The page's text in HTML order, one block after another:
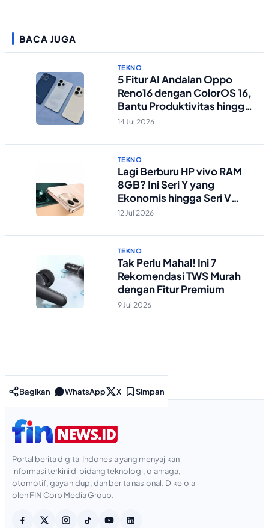
BACA JUGA
TEKNO
5 Fitur AI Andalan Oppo
Reno16 dengan ColorOS 16,
Bantu Produktivitas hingga
Edit Foto Lebih Praktis
14 Jul 2026
TEKNO
Lagi Berburu HP vivo RAM
8GB? Ini Seri Y yang
Ekonomis hingga Seri V
Berstandar Militer!
12 Jul 2026
TEKNO
Tak Perlu Mahal! Ini 7
Rekomendasi TWS Murah
dengan Fitur Premium
9 Jul 2026
Bagikan WhatsApp X Simpan
Portal berita digital Indonesia yang menyajikan
informasi terkini di bidang teknologi, olahraga,
otomotif, gaya hidup, dan berita nasional. Dikelola
oleh FIN Corp Media Group.